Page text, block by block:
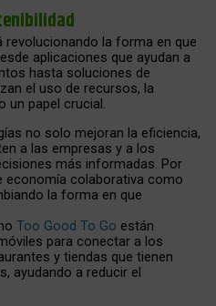
la forma en que
aplicaciones que ayudan a
hasta soluciones de
el uso de recursos, la
un papel crucial.
no solo mejoran la eficiencia,
a las empresas y a los
más informadas. Por
economía colaborativa como
la forma en que
Too Good To Go están
para conectar a los
y tiendas que tienen
ayudando a reducir el